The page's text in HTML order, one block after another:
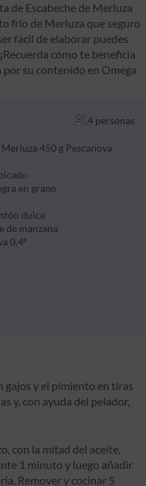
de Escabeche de Merluza
frío de Merluza que seguro
fácil de elaborar puedes
cómo te beneficia
su contenido en Omega
4 personas
450 g Pescanova
en grano
dulce
de manzana
0,4º
gajos y el pimiento en tiras
y, con ayuda del pelador,
con la mitad del aceite,
1 minuto y luego añadir
Remover y cocinar 5